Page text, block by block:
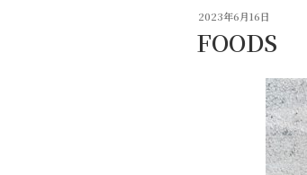
投
日:
2023年6月16日
FOODS